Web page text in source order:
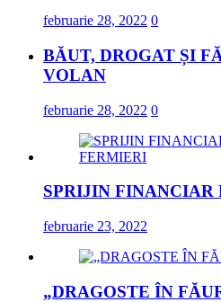
februarie 28, 2022 0
BĂUT, DROGAT ȘI
VOLAN
februarie 28, 2022 0
SPRIJIN FINANCIAR
februarie 23, 2022
„DRAGOSTE ÎN